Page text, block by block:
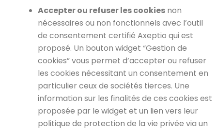
Accepter ou refuser les cookies non
nécessaires ou non fonctionnels avec l’outil
de consentement certifié Axeptio qui est
proposé. Un bouton widget “Gestion de
cookies” vous permet d’accepter ou refuser
les cookies nécessitant un consentement en
particulier ceux de sociétés tierces. Une
information sur les finalités de ces cookies est
proposée par le widget et un lien vers leur
politique de protection de la vie privée via un